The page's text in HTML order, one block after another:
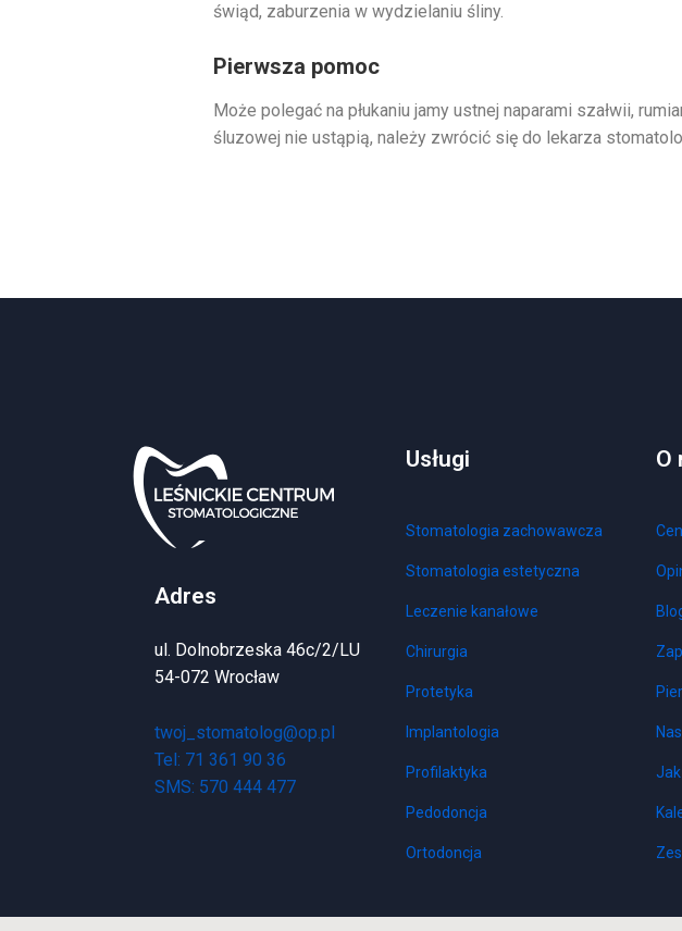
świąd, zaburzenia w wydzielaniu śliny.
Pierwsza pomoc
Może polegać na płukaniu jamy ustnej naparami szałwii,
śluzowej nie ustąpią, należy zwrócić się do lekarza
Adres
ul. Dolnobrzeska 46c/2/LU
54-072 Wrocław
twoj_stomatolog@op.pl
Tel: 71 361 90 36
SMS: 570 444 477
Usługi
Stomatologia zachowawcza
Stomatologia estetyczna
Leczenie kanałowe
Chirurgia
Protetyka
Implantologia
Profilaktyka
Pedodoncja
Ortodoncja
O